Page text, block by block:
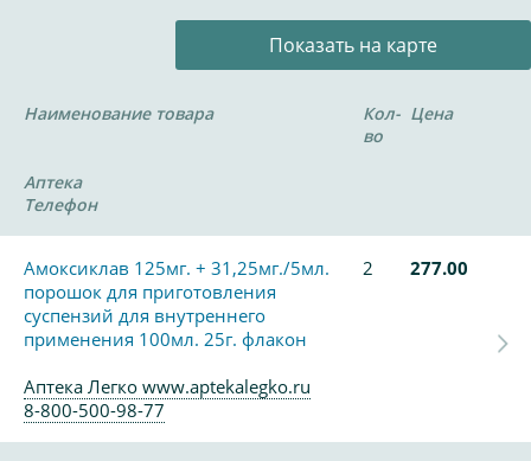
Показать на карте
Наименование товара
Кол-
во
Цена
Аптека
Телефон
Амоксиклав 125мг. + 31,25мг./5мл.
порошок для приготовления
суспензий для внутреннего
применения 100мл. 25г. флакон
2 277.00
Аптека Легко www.aptekalegko.ru
8-800-500-98-77